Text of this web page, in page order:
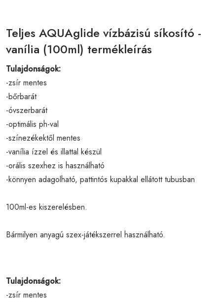
Teljes AQUAglide vízbázisú síkosító -
vanília (100ml) termékleírás
Tulajdonságok:
-zsír mentes
-bőrbarát
-óvszerbarát
-optimális ph-val
-színezékektől mentes
-vanília ízzel és illattal készül
-orális szexhez is használható
-könnyen adagolható, pattintós kupakkal ellátott tubusban
100ml-es kiszerelésben.
Bármilyen anyagú szex-játékszerrel használható.
Tulajdonságok:
-zsír mentes